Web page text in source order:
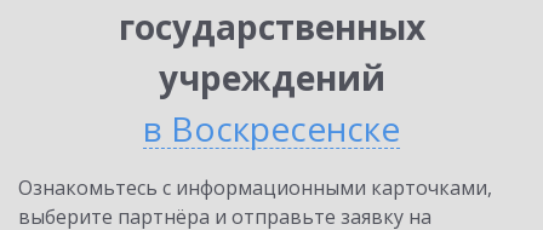
государственных
учреждений
в Воскресенске
Ознакомьтесь с информационными карточками,
выберите партнёра и отправьте заявку на